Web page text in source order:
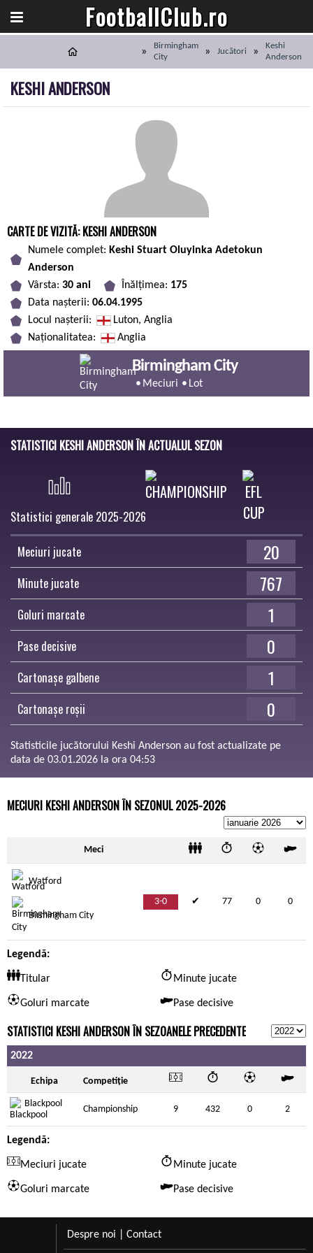
FootballClub.ro
Birmingham
City
Jucători
Keshi
Anderson
KESHI ANDERSON
CARTE DE VIZITĂ: KESHI ANDERSON
Numele complet: Keshi Stuart Oluyinka Adetokun
Anderson
Vârsta: 30 ani Înălțimea: 175
Data nașterii: 06.04.1995
Locul nașterii:
Luton, Anglia
Naționalitatea:
Anglia
Birmingham City
Meciuri Lot
STATISTICI KESHI ANDERSON ÎN ACTUALUL SEZON
Statistici generale 2025-2026
Meciuri jucate 20
Minute jucate 767
Goluri marcate 1
Pase decisive 0
Cartonașe galbene 1
Cartonașe roșii 0
Statisticile jucătorului Keshi Anderson au fost actualizate pe
data de 03.01.2026 la ora 04:53
MECIURI KESHI ANDERSON ÎN SEZONUL 2025-2026
Meci
Watford
3-0
Birmingham City
✔ 77 0 0
Legendă:
Titular Minute jucate
Goluri marcate Pase decisive
STATISTICI KESHI ANDERSON ÎN SEZOANELE PRECEDENTE
2022
Echipa Competiție
Blackpool
Championship 9 432 0 2
Legendă:
Meciuri jucate Minute jucate
Goluri marcate Pase decisive
Despre noi Contact